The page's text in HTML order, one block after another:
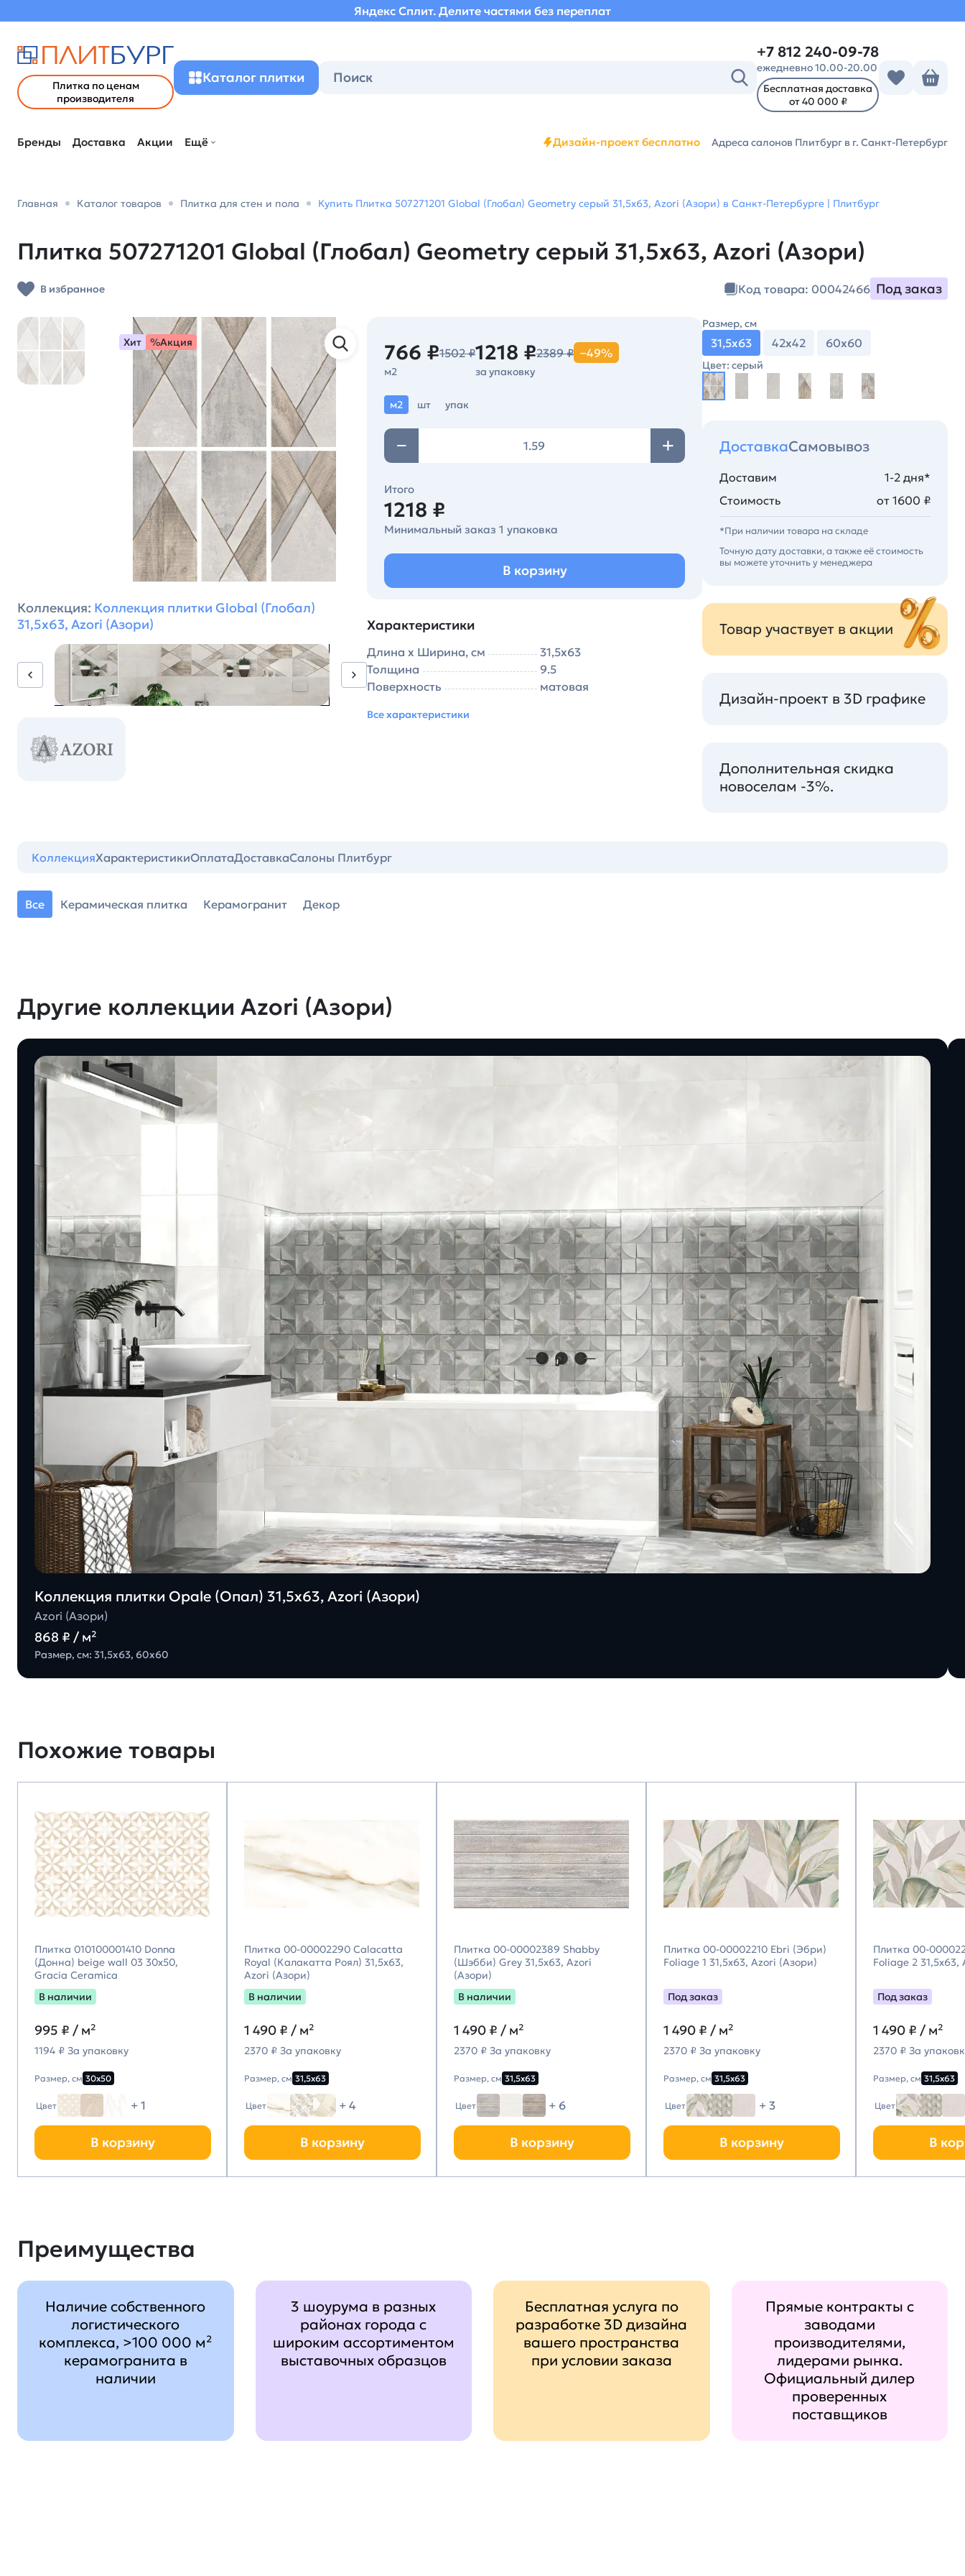
Яндекс Сплит. Делите частями без переплат
Плитка по ценам
производителя
Каталог плитки
+7 812 240-09-78
ежедневно 10.00-20.00
Бесплатная доставка
от 40 000 ₽
Бренды Доставка Акции Ещё Дизайн-проект бесплатно Адреса салонов Плитбург в г. Санкт-Петербург
Главная Каталог товаров Плитка для стен и пола Купить Плитка 507271201 Global (Глобал) Geometry серый 31,5х63, Azori (Азори) в Санкт-Петербурге | Плитбург
Плитка 507271201 Global (Глобал) Geometry серый 31,5х63, Azori (Азори)
В избранное Код товара: 00042466 Под заказ
Хит %Акция
Коллекция: Коллекция плитки Global (Глобал)
31,5х63, Azori (Азори)
766 ₽1502 ₽
м2
1218 ₽2389 ₽ −49%
за упаковку
м2 шт упак
Итого
1218 ₽
Минимальный заказ 1 упаковка
В корзину
Характеристики
Длина х Ширина, см
31,5х63
Толщина
9.5
Поверхность
матовая
Все характеристики
Размер, см
31,5х63 42х42 60х60
Цвет: серый
ДоставкаСамовывоз
Доставим
1-2 дня*
Стоимость
от 1600 ₽
*При наличии товара на складе
Точную дату доставки, а также её стоимость
вы можете уточнить у менеджера
Товар участвует в акции
Дизайн-проект в 3D графике
Дополнительная скидка
новоселам -3%.
КоллекцияХарактеристикиОплатаДоставкаСалоны Плитбург
Все Керамическая плитка Керамогранит Декор
Другие коллекции Azori (Азори)
Коллекция плитки Opale (Опал) 31,5х63, Azori (Азори)
Azori (Азори)
868 ₽ / м²
Размер, см: 31,5х63, 60х60
Похожие товары
Плитка 010100001410 Donna
(Донна) beige wall 03 30х50,
Gracia Ceramica
В наличии
995 ₽ / м²
1194 ₽ За упаковку
Размер, см 30х50
Цвет + 1
В корзину
Плитка 00-00002290 Calacatta
Royal (Калакатта Роял) 31,5х63,
Azori (Азори)
В наличии
1 490 ₽ / м²
2370 ₽ За упаковку
Размер, см 31,5х63
Цвет + 4
В корзину
Плитка 00-00002389 Shabby
(Шэбби) Grey 31,5х63, Azori
(Азори)
В наличии
1 490 ₽ / м²
2370 ₽ За упаковку
Размер, см 31,5х63
Цвет + 6
В корзину
Плитка 00-00002210 Ebri (Эбри)
Foliage 1 31,5х63, Azori (Азори)
Под заказ
1 490 ₽ / м²
2370 ₽ За упаковку
Размер, см 31,5х63
Цвет + 3
В корзину
Плитка 00-
Foliage 2
Под заказ
1 490 ₽ / м²
2370 ₽ За
Размер, см 31,5х63
Цвет
В
Преимущества
Наличие собственного
логистического
комплекса, >100 000 м²
керамогранита в
наличии
3 шоурума в разных
районах города с
широким ассортиментом
выставочных образцов
Бесплатная услуга по
разработке 3D дизайна
вашего пространства
при условии заказа
Прямые контракты с
заводами
производителями,
лидерами рынка.
Официальный дилер
проверенных
поставщиков